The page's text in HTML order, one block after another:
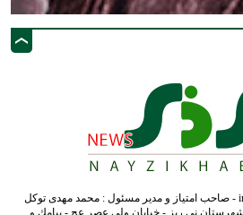
نشانی ایمیل: info@nayzinews.ir - صاحب امتیاز و مدیر مسئول : محمد مهدی توکل
نی ریز - خیابان ولی عصر عج - پيامك و